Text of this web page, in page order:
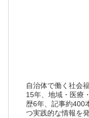
自治体で働く社会
15年、地域・医療
歴6年、記事約400
つ実践的な情報を